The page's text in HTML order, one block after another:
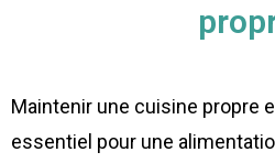
Maintenir une cuisine propre
essentiel pour une